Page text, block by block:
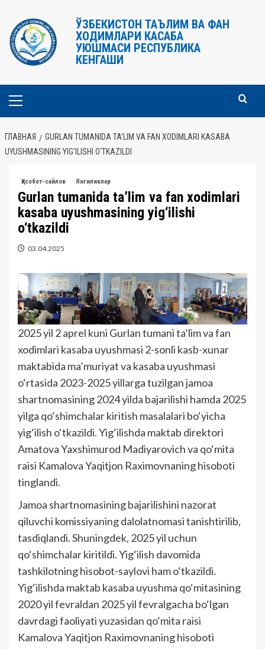
содержимому
ЎЗБЕКИСТОН ТАЪЛИМ ВА ФАН
ХОДИМЛАРИ КАСАБА
УЮШМАСИ РЕСПУБЛИКА
КЕНГАШИ
Основное
ГЛАВНАЯ
GURLAN TUMANIDA TA’LIM VA FAN XODIMLARI KASABA
UYUSHMASINING YIG‘ILISHI O‘TKAZILDI
Ҳисобот-сайлов Янгиликлар
Gurlan tumanida ta’lim va fan xodimlari
kasaba uyushmasining yig‘ilishi
o‘tkazildi
03.04.2025
2025 yil 2 aprel kuni Gurlan tumani ta’lim va fan
xodimlari kasaba uyushmasi 2-sonli kasb-xunar
maktabida ma’muriyat va kasaba uyushmasi
o‘rtasida 2023-2025 yillarga tuzilgan jamoa
shartnomasining 2024 yilda bajarilishi hamda 2025
yilga qo‘shimchalar kiritish masalalari bo‘yicha
yig‘ilish o‘tkazildi. Yig‘ilishda maktab direktori
Amatova Yaxshimurod Madiyarovich va qo‘mita
raisi Kamalova Yaqitjon Raximovnaning hisoboti
tinglandi.
Jamoa shartnomasining bajarilishini nazorat
qiluvchi komissiyaning dalolatnomasi tanishtirilib,
tasdiqlandi. Shuningdek, 2025 yil uchun
qo‘shimchalar kiritildi. Yig‘ilish davomida
tashkilotning hisobot-saylovi ham o‘tkazildi.
Yig‘ilishda maktab kasaba uyushma qo‘mitasining
2020 yil fevraldan 2025 yil fevralgacha bo‘lgan
davrdagi faoliyati yuzasidan qo‘mita raisi
Kamalova Yaqitjon Raximovnaning hisoboti